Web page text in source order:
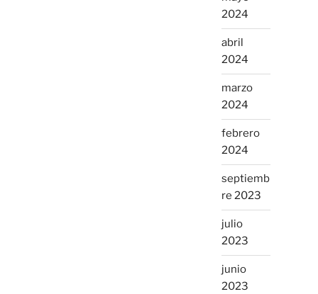
2024
abril
2024
marzo
2024
febrero
2024
septiemb
re 2023
julio
2023
junio
2023